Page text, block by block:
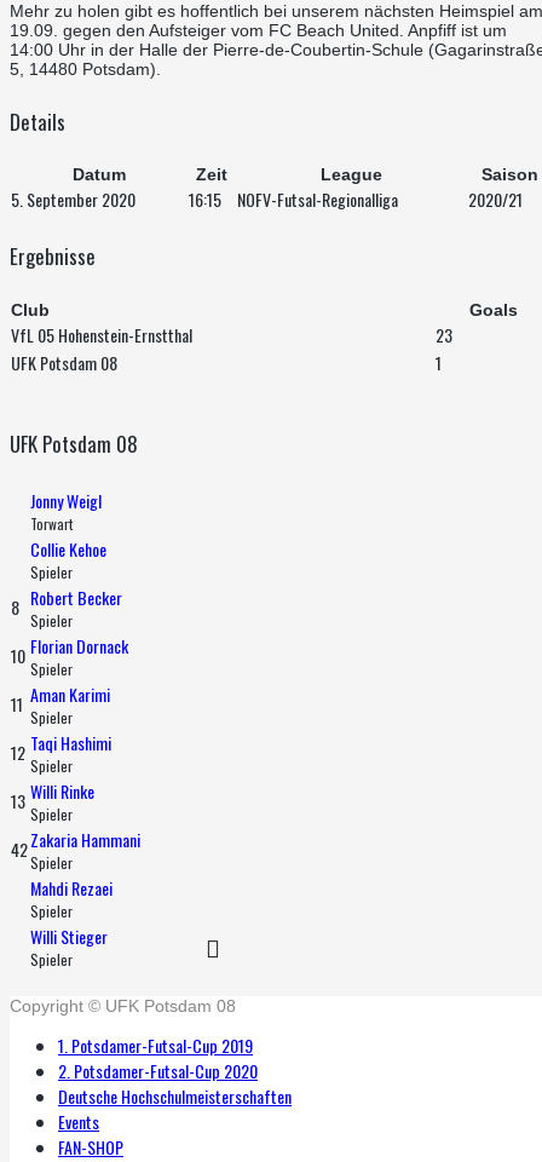
Mehr zu holen gibt es hoffentlich bei unserem nächsten Heimspiel am
19.09. gegen den Aufsteiger vom FC Beach United. Anpfiff ist um
14:00 Uhr in der Halle der Pierre-de-Coubertin-Schule
5, 14480 Potsdam).
Details
Datum Zeit League Saison
5. September 2020 16:15 NOFV-Futsal-Regionalliga 2020/21
Ergebnisse
Club Goals
VfL 05 Hohenstein-Ernstthal
23
UFK Potsdam 08
1
UFK Potsdam 08
Jonny Weigl
Torwart
Collie Kehoe
Spieler
8 Robert Becker
Spieler
10 Florian Dornack
Spieler
11 Aman Karimi
Spieler
12 Taqi Hashimi
Spieler
13Willi Rinke
Spieler
42Zakaria Hammani
Spieler
Mahdi Rezaei
Spieler
Willi Stieger
Spieler
Copyright © UFK Potsdam 08
1. Potsdamer-Futsal-Cup 2019
2. Potsdamer-Futsal-Cup 2020
Deutsche Hochschulmeisterschaften
Events
FAN-SHOP